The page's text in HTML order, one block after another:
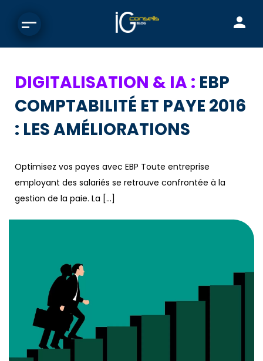
DIGITALISATION & IA : EBP
COMPTABILITÉ ET PAYE 2016
: LES AMÉLIORATIONS
Optimisez vos payes avec EBP Toute entreprise
employant des salariés se retrouve confrontée à la
gestion de la paie. La […]